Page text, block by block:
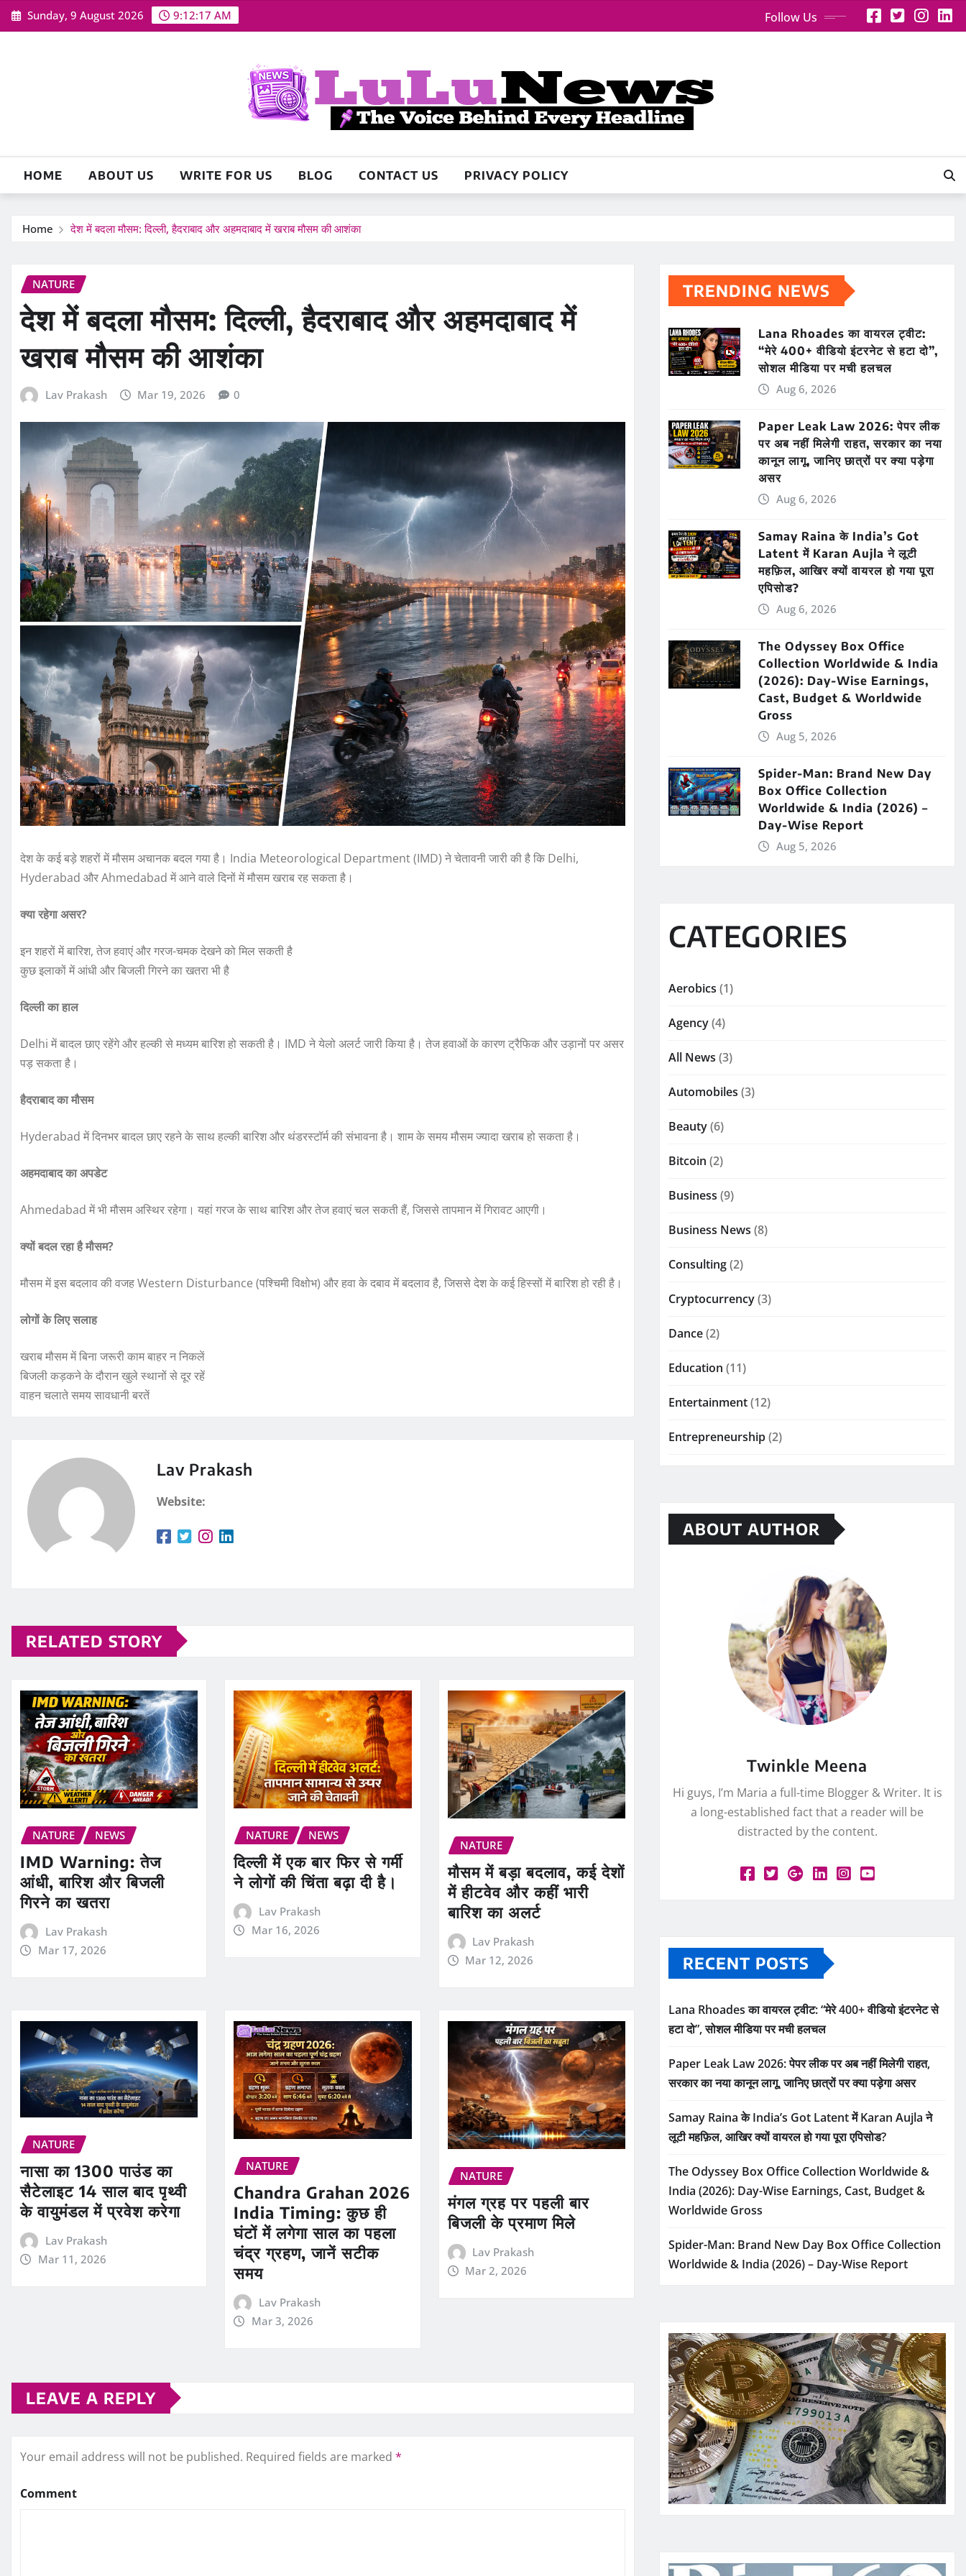
Skip
to
Sunday, 9 August 2026 9:12:19 AM Follow Us
HOME ABOUT US WRITE FOR US BLOG CONTACT US PRIVACY POLICY
Home देश में बदला मौसम: दिल्ली, हैदराबाद और अहमदाबाद में खराब मौसम की आशंका
NATURE
देश में बदला मौसम: दिल्ली, हैदराबाद और अहमदाबाद में
खराब मौसम की आशंका
Lav Prakash Mar 19, 2026 0
देश के कई बड़े शहरों में मौसम अचानक बदल गया है। India Meteorological Department (IMD) ने चेतावनी जारी की है कि Delhi,
Hyderabad और Ahmedabad में आने वाले दिनों में मौसम खराब रह सकता है।
क्या रहेगा असर?
इन शहरों में बारिश, तेज हवाएं और गरज-चमक देखने को मिल सकती है
कुछ इलाकों में आंधी और बिजली गिरने का खतरा भी है
दिल्ली का हाल
Delhi में बादल छाए रहेंगे और हल्की से मध्यम बारिश हो सकती है। IMD ने येलो अलर्ट जारी किया है। तेज हवाओं के कारण ट्रैफिक और उड़ानों पर असर
पड़ सकता है।
हैदराबाद का मौसम
Hyderabad में दिनभर बादल छाए रहने के साथ हल्की बारिश और थंडरस्टॉर्म की संभावना है। शाम के समय मौसम ज्यादा खराब हो सकता है।
अहमदाबाद का अपडेट
Ahmedabad में भी मौसम अस्थिर रहेगा। यहां गरज के साथ बारिश और तेज हवाएं चल सकती हैं, जिससे तापमान में गिरावट आएगी।
क्यों बदल रहा है मौसम?
मौसम में इस बदलाव की वजह Western Disturbance (पश्चिमी विक्षोभ) और हवा के दबाव में बदलाव है, जिससे देश के कई हिस्सों में बारिश हो रही है।
लोगों के लिए सलाह
खराब मौसम में बिना जरूरी काम बाहर न निकलें
बिजली कड़कने के दौरान खुले स्थानों से दूर रहें
वाहन चलाते समय सावधानी बरतें
Lav Prakash
Website:
RELATED STORY
NATURE NEWS
IMD Warning: तेज
आंधी, बारिश और बिजली
गिरने का खतरा
Lav Prakash
Mar 17, 2026
NATURE NEWS
दिल्ली में एक बार फिर से गर्मी
ने लोगों की चिंता बढ़ा दी है।
Lav Prakash
Mar 16, 2026
NATURE
मौसम में बड़ा बदलाव, कई देशों
में हीटवेव और कहीं भारी
बारिश का अलर्ट
Lav Prakash
Mar 12, 2026
NATURE
नासा का 1300 पाउंड का
सैटेलाइट 14 साल बाद पृथ्वी
के वायुमंडल में प्रवेश करेगा
Lav Prakash
Mar 11, 2026
NATURE
Chandra Grahan 2026
India Timing: कुछ ही
घंटों में लगेगा साल का पहला
चंद्र ग्रहण, जानें सटीक
समय
Lav Prakash
Mar 3, 2026
NATURE
मंगल ग्रह पर पहली बार
बिजली के प्रमाण मिले
Lav Prakash
Mar 2, 2026
LEAVE A REPLY
Your email address will not be published. Required fields are marked *
Comment
TRENDING NEWS
Lana Rhoades का वायरल ट्वीट:
“मेरे 400+ वीडियो इंटरनेट से हटा दो”,
सोशल मीडिया पर मची हलचल
Aug 6, 2026
Paper Leak Law 2026: पेपर लीक
पर अब नहीं मिलेगी राहत, सरकार का नया
कानून लागू, जानिए छात्रों पर क्या पड़ेगा
असर
Aug 6, 2026
Samay Raina के India’s Got
Latent में Karan Aujla ने लूटी
महफ़िल, आखिर क्यों वायरल हो गया पूरा
एपिसोड?
Aug 6, 2026
The Odyssey Box Office
Collection Worldwide & India
(2026): Day-Wise Earnings,
Cast, Budget & Worldwide
Gross
Aug 5, 2026
Spider-Man: Brand New Day
Box Office Collection
Worldwide & India (2026) –
Day-Wise Report
Aug 5, 2026
CATEGORIES
Aerobics (1)
Agency(4)
All News (3)
Automobiles (3)
Beauty(6)
Bitcoin (2)
Business (9)
Business News (8)
Consulting(2)
Cryptocurrency(3)
Dance(2)
Education (11)
Entertainment(12)
Entrepreneurship(2)
ABOUT AUTHOR
Twinkle Meena
Hi guys, I’m Maria a full-time Blogger & Writer. It is
a long-established fact that a reader will be
distracted by the content.
RECENT POSTS
Lana Rhoades का वायरल ट्वीट: “मेरे 400+ वीडियो इंटरनेट से
हटा दो”, सोशल मीडिया पर मची हलचल
Paper Leak Law 2026: पेपर लीक पर अब नहीं मिलेगी राहत,
सरकार का नया कानून लागू, जानिए छात्रों पर क्या पड़ेगा असर
Samay Raina के India’s Got Latent में Karan Aujla ने
लूटी महफ़िल, आखिर क्यों वायरल हो गया पूरा एपिसोड?
The Odyssey Box Office Collection Worldwide &
India (2026): Day-Wise Earnings, Cast, Budget &
Worldwide Gross
Spider-Man: Brand New Day Box Office Collection
Worldwide & India (2026) – Day-Wise Report